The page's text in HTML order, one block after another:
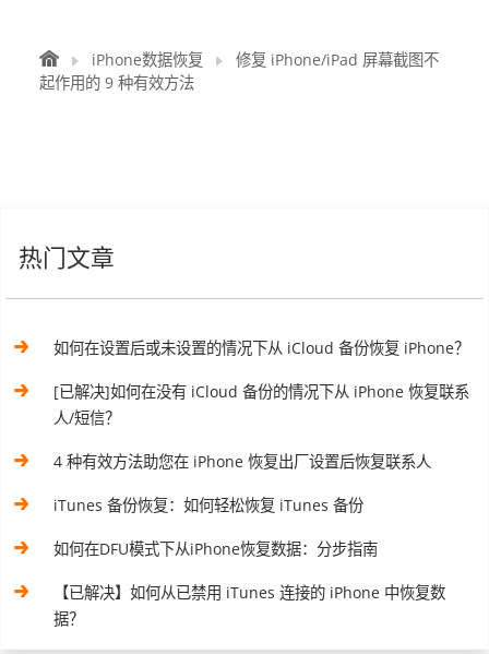
iPhone数据恢复
修复 iPhone/iPad 屏幕截图不
起作用的 9 种有效方法
热门文章
如何在设置后或未设置的情况下从 iCloud 备份恢复 iPhone？
[已解决]如何在没有 iCloud 备份的情况下从 iPhone 恢复联系
人/短信？
4 种有效方法助您在 iPhone 恢复出厂设置后恢复联系人
iTunes 备份恢复：如何轻松恢复 iTunes 备份
如何在DFU模式下从iPhone恢复数据：分步指南
【已解决】如何从已禁用 iTunes 连接的 iPhone 中恢复数
据？